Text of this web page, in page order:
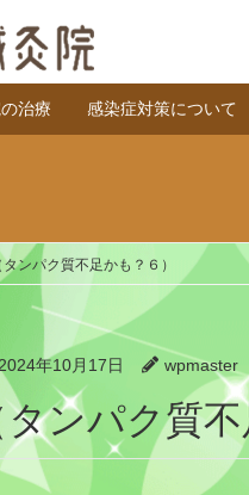
治療 感染症対策について
ンパク質不足かも？６）
年10月17日 wpmaster
タンパク質